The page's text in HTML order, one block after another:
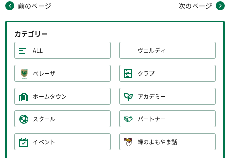
前のページ 次のページ
カテゴリー
ALL ヴェルディ
ベレーザ クラブ
ホームタウン アカデミー
スクール パートナー
イベント 緑のよもやま話